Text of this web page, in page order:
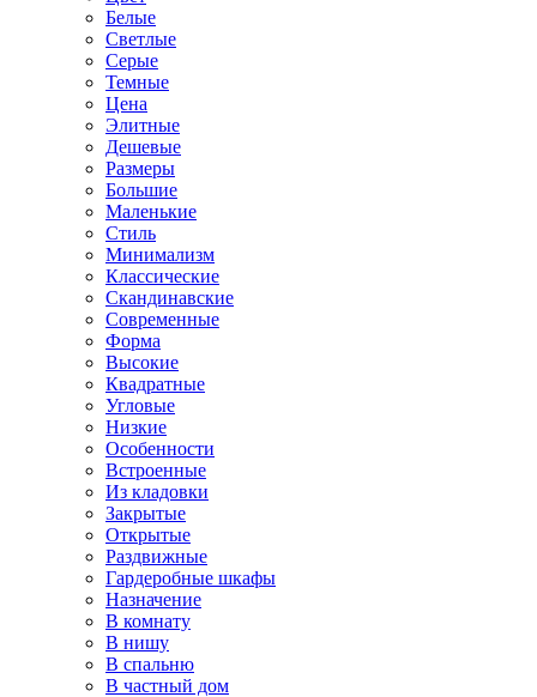
Белые
Светлые
Серые
Темные
Цена
Элитные
Дешевые
Размеры
Большие
Маленькие
Стиль
Минимализм
Классические
Скандинавские
Современные
Форма
Высокие
Квадратные
Угловые
Низкие
Особенности
Встроенные
Из кладовки
Закрытые
Открытые
Раздвижные
Гардеробные шкафы
Назначение
В комнату
В нишу
В спальню
В частный дом